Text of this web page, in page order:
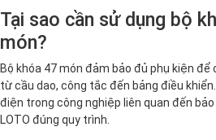
Tại sao cần sử dụng bộ
món?
Bộ khóa 47 món đảm bảo đủ phụ kiện
từ cầu dao, công tắc đến bảng điều
điện trong công nghiệp liên quan đến
LOTO đúng quy trình.